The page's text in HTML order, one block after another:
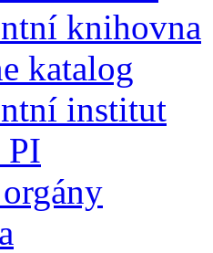
knihovna
katalog
institut
PI